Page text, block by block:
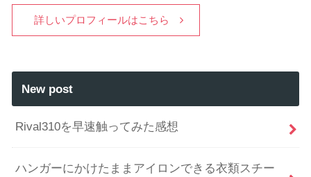
詳しいプロフィールはこちら
New post
Rival310を早速触ってみた感想
ハンガーにかけたままアイロンできる衣類スチー